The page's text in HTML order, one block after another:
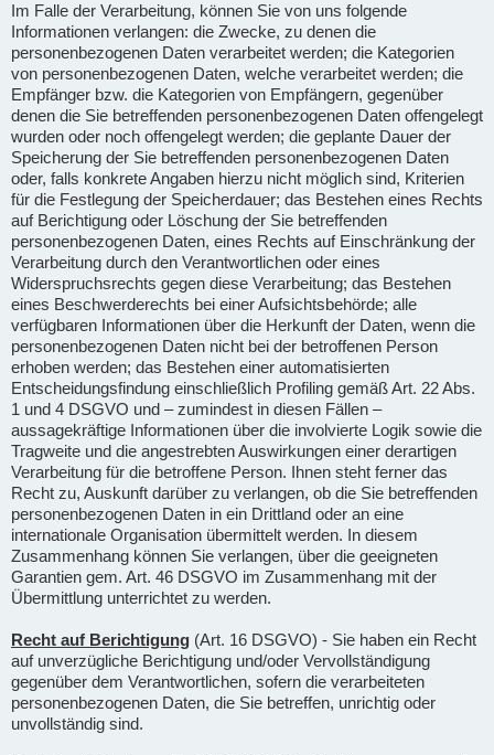
Im Falle der Verarbeitung, können Sie von uns folgende
Informationen verlangen: die Zwecke, zu denen die
personenbezogenen Daten verarbeitet werden; die Kategorien
von personenbezogenen Daten, welche verarbeitet werden; die
Empfänger bzw. die Kategorien von Empfängern, gegenüber
denen die Sie betreffenden personenbezogenen Daten offengelegt
wurden oder noch offengelegt werden; die geplante Dauer der
Speicherung der Sie betreffenden personenbezogenen Daten
oder, falls konkrete Angaben hierzu nicht möglich sind, Kriterien
für die Festlegung der Speicherdauer; das Bestehen eines Rechts
auf Berichtigung oder Löschung der Sie betreffenden
personenbezogenen Daten, eines Rechts auf Einschränkung der
Verarbeitung durch den Verantwortlichen oder eines
Widerspruchsrechts gegen diese Verarbeitung; das Bestehen
eines Beschwerderechts bei einer Aufsichtsbehörde; alle
verfügbaren Informationen über die Herkunft der Daten, wenn die
personenbezogenen Daten nicht bei der betroffenen Person
erhoben werden; das Bestehen einer automatisierten
Entscheidungsfindung einschließlich Profiling gemäß Art. 22 Abs.
1 und 4 DSGVO und – zumindest in diesen Fällen –
aussagekräftige Informationen über die involvierte Logik sowie die
Tragweite und die angestrebten Auswirkungen einer derartigen
Verarbeitung für die betroffene Person. Ihnen steht ferner das
Recht zu, Auskunft darüber zu verlangen, ob die Sie betreffenden
personenbezogenen Daten in ein Drittland oder an eine
internationale Organisation übermittelt werden. In diesem
Zusammenhang können Sie verlangen, über die geeigneten
Garantien gem. Art. 46 DSGVO im Zusammenhang mit der
Übermittlung unterrichtet zu werden.
Recht auf Berichtigung (Art. 16 DSGVO) - Sie haben ein Recht
auf unverzügliche Berichtigung und/oder Vervollständigung
gegenüber dem Verantwortlichen, sofern die verarbeiteten
personenbezogenen Daten, die Sie betreffen, unrichtig oder
unvollständig sind.